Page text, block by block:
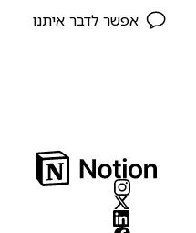
אפשר לדבר איתנו